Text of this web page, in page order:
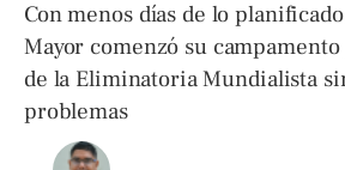
Con menos días de lo
Mayor comenzó su
de la Eliminatoria Mundialista
problemas